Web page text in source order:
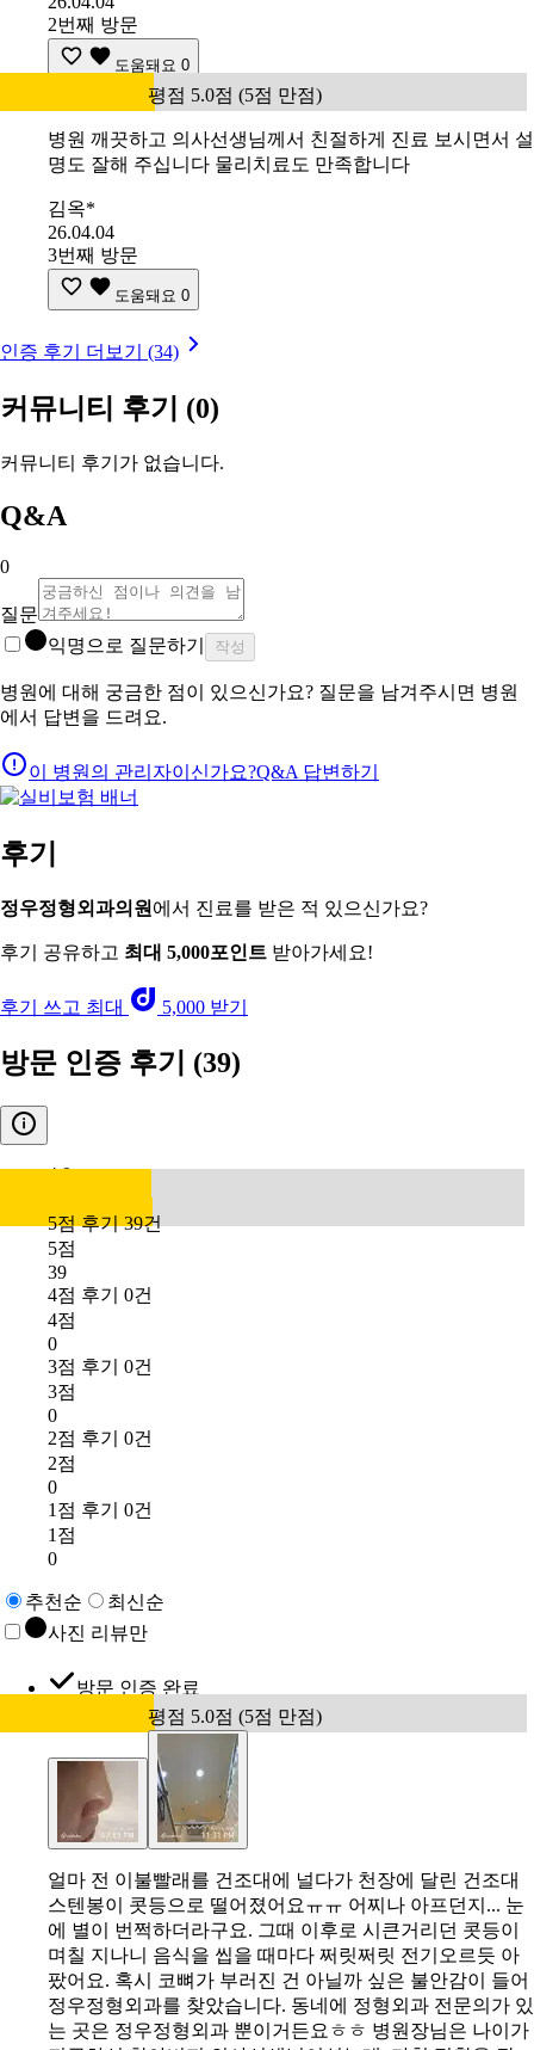
2번째 방문
도움돼요 0
평점 5.0점 (5점 만점)
병원 깨끗하고 의사선생님께서 친절하게 진료 보시면서 설
명도 잘해 주십니다 물리치료도 만족합니다
김옥*
26.04.04
3번째 방문
도움돼요 0
인증 후기 더보기 (34)
커뮤니티 후기 (0)
커뮤니티 후기가 없습니다.
Q&A
0
질문
익명으로 질문하기
작성
병원에 대해 궁금한 점이 있으신가요? 질문을 남겨주시면 병원
에서 답변을 드려요.
이 병원의 관리자이신가요?Q&A 답변하기
후기
정우정형외과의원 에서 진료를 받은 적 있으신가요?
후기 공유하고 최대 5,000포인트 받아가세요!
후기 쓰고 최대 5,000 받기
방문 인증 후기 (39)
4.9
5점 후기 39건
5점
39
4점 후기 0건
4점
0
3점 후기 0건
3점
0
2점 후기 0건
2점
0
1점 후기 0건
1점
0
추천순
최신순
사진 리뷰만
방문 인증 완료
평점 5.0점 (5점 만점)
얼마 전 이불빨래를 건조대에 널다가 천장에 달린 건조대
스텐봉이 콧등으로 떨어졌어요ㅠㅠ 어찌나 아프던지... 눈
에 별이 번쩍하더라구요. 그때 이후로 시큰거리던 콧등이
며칠 지나니 음식을 씹을 때마다 쩌릿쩌릿 전기오르듯 아
팠어요. 혹시 코뼈가 부러진 건 아닐까 싶은 불안감이 들어
정우정형외과를 찾았습니다. 동네에 정형외과 전문의가 있
는 곳은 정우정형외과 뿐이거든요ㅎㅎ 병원장님은 나이가